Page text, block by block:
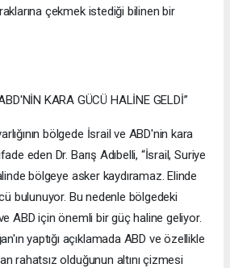
çekmek istediği bilinen bir
KARA GÜCÜ HALİNE GELDİ”
bölgede İsrail ve ABD'nin kara
eden Dr. Barış Adıbelli, “İsrail, Suriye
bölgeye asker kaydıramaz. Elinde
bulunuyor. Bu nedenle bölgedeki
ABD için önemli bir güç haline geliyor.
yaptığı açıklamada ABD ve özellikle
rahatsız olduğunun altını çizmesi